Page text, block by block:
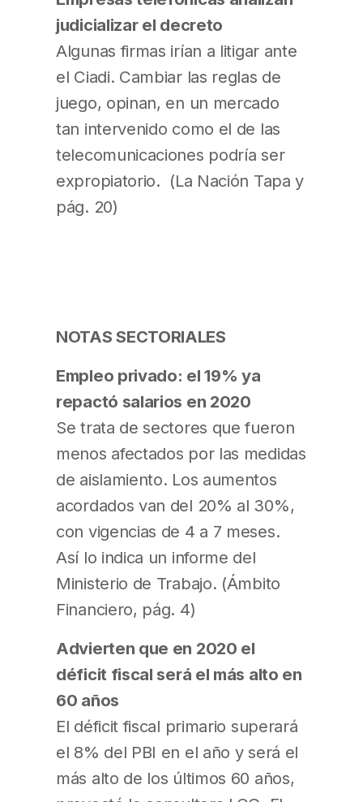
judicializar el decreto
Algunas firmas irían a litigar ante
el Ciadi. Cambiar las reglas de
juego, opinan, en un mercado
tan intervenido como el de las
telecomunicaciones podría ser
expropiatorio. (La Nación Tapa y
pág. 20)
NOTAS SECTORIALES
Empleo privado: el 19% ya
repactó salarios en 2020
Se trata de sectores que fueron
menos afectados por las medidas
de aislamiento. Los aumentos
acordados van del 20% al 30%,
con vigencias de 4 a 7 meses.
Así lo indica un informe del
Ministerio de Trabajo. (Ámbito
Financiero, pág. 4)
Advierten que en 2020 el
déficit fiscal será el más alto en
60 años
El déficit fiscal primario superará
el 8% del PBI en el año y será el
más alto de los últimos 60 años,